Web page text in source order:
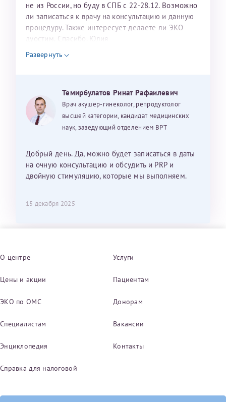
не из России, но буду в СПБ с 22-28.12. Возможно
ли записаться к врачу на консультацию и данную
процедуру. Также интересует делаете ли ЭКО
дуостим. Спасибо. Юлия
Развернуть
Темирбулатов Ринат Рафаилевич
Врач акушер-гинеколог, репродуктолог
высшей категории, кандидат медицинских
наук, заведующий отделением ВРТ
Добрый день. Да, можно будет записаться в даты
на очную консультацию и обсудить и PRP и
двойную стимуляцию, которые мы выполняем.
15 декабря 2025
О центре Услуги
Цены и акции Пациентам
ЭКО по ОМС Донорам
Специалистам Вакансии
Энциклопедия Контакты
Справка для налоговой